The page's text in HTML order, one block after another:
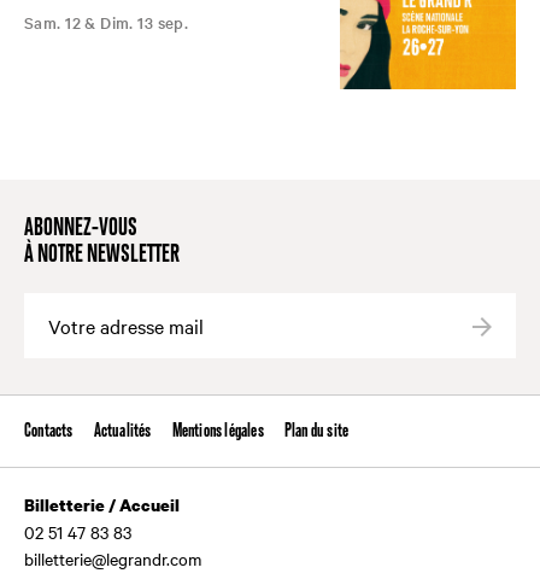
Sam. 12 & Dim. 13 sep.
ABONNEZ-VOUS
À NOTRE NEWSLETTER
Contacts Actualités Mentions légales Plan du site
Billetterie / Accueil
02 51 47 83 83
billetterie@legrandr.com